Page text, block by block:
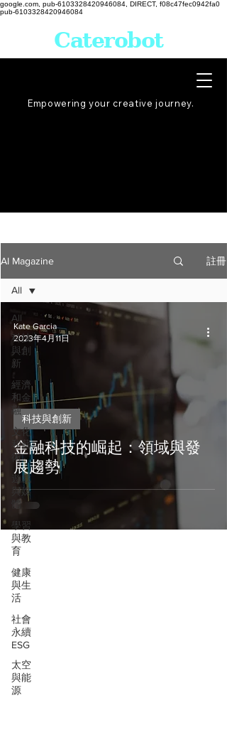
google.com, pub-6103328420946084, DIRECT, f08c47fec0942fa0
pub-6103328420946084
Empowering your creative journey.
Caterobot
AI Magazine 註冊
All
科技
與創
新
經濟
和金
融
文化
和藝
術
遊戲
與媒
體
學習
與教
育
健康
與生
活
社會
永續
ESG
太空
與能
源
All
金融科技的崛起：領域與發
展趨勢
科技與創新
Kate Garcia
2023年4月11日